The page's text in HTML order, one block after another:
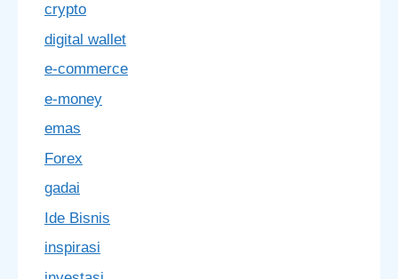
crypto
digital wallet
e-commerce
e-money
emas
Forex
gadai
Ide Bisnis
inspirasi